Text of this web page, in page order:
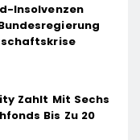
Insolvenzen
Zahlt Mit Sechs
Bis Zu 20